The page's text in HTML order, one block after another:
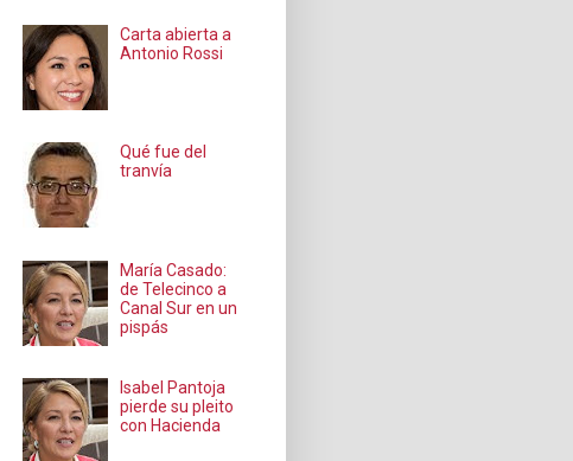
Carta abierta a
Antonio Rossi
Qué fue del
tranvía
María Casado:
de Telecinco a
Canal Sur en un
pispás
Isabel Pantoja
pierde su pleito
con Hacienda